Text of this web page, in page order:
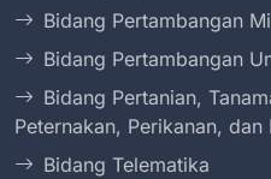
Bidang Pertambangan
Bidang Pertambangan
Bidang Pertanian,
Peternakan, Perikanan, dan
Bidang Telematika